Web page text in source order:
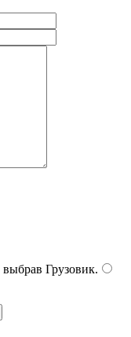
выбрав Грузовик.